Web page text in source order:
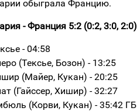
обыграла Францию.
- Франция 5:2 (0:2, 3:0, 2:0)
- 04:58
(Тексье, Бозон) - 13:25
(Майер, Кукан) - 20:25
(Гайссер, Хишир) - 32:27
(Корви, Кукан) - 35:42 ГБ